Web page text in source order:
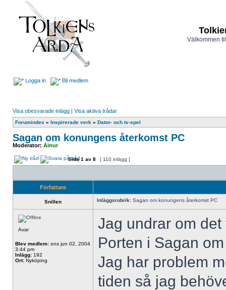
Välkommen
Logga in Bli medlem
Visa obesvarade inlägg | Visa aktiva trådar
Forumindex » Inspirerade verk » Dator- och tv-spel
Sagan om konungens återkomst PC
Moderator: Ainur
Sida1 av 8 [ 110 inlägg ]
Författare
Snillen Inläggsrubrik: Sagan om konungens återkomst PC
Avar
Blev medlem: ons jun 02, 2004
3:44 pm
Inlägg: 192
Ort: Nyköping
Jag undrar om
Porten i Sagan
Jag har problem
tiden så jag